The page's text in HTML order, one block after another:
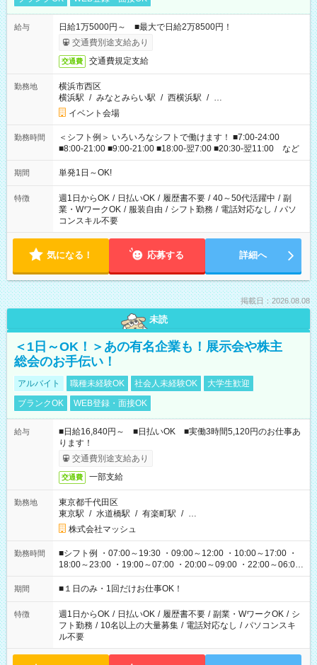
給与
日給1万5000円～ ■最大で日給2万8500円！
交通費別途支給あり
交通費 交通費規定支給
勤務地
横浜市西区
横浜駅 / みなとみらい駅 / 西横浜駅 / …
イベント会場
勤務時間
＜シフト例＞ いろいろなシフトで働けます！ ■7:00-24:00
■8:00-21:00 ■9:00-21:00 ■18:00-翌7:00 ■20:30-翌11:00 など
期間 単発1日～OK!
特徴 週1日からOK / 日払いOK / 履歴書不要 / 40～50代活躍中 / 副
業・WワークOK / 服装自由 / シフト勤務 / 電話対応なし / パソ
コンスキル不要
気になる！ 応募する 詳細へ
掲載日：2026.08.08
未読
＜1日～OK！＞あの有名企業も！展示会や株主
総会のお手伝い！
アルバイト 職種未経験OK 社会人未経験OK
大学生歓迎
ブランクOK
WEB登録・面接OK
給与
■日給16,840円～ ■日払いOK ■実働3時間5,120円のお仕事あ
ります！
交通費別途支給あり
交通費 一部支給
勤務地
東京都千代田区
東京駅 / 水道橋駅 / 有楽町駅 / …
株式会社マッシュ
勤務時間
■シフト例 ・07:00～19:30 ・09:00～12:00 ・10:00～17:00 ・
18:00～23:00 ・19:00～07:00 ・20:00～09:00 ・22:00～06:00
etc ★最短で3時間で5,120円のお仕事から 15時間で2万円近く稼
げるお仕事も！ ご希望のお時間に合わせてご紹介！ ※シフトは
ください！
期間 ■１日のみ・1回だけお仕事OK！
特徴 週1日からOK / 日払いOK / 履歴書不要 / 副業・WワークOK / シ
フト勤務 / 10名以上の大量募集 / 電話対応なし / パソコンスキ
ル不要